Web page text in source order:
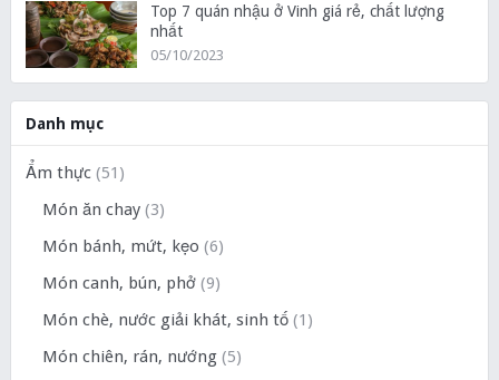
Top 7 quán nhậu ở Vinh giá rẻ, chất lượng
nhất
05/10/2023
Danh mục
Ẩm thực(51)
Món ăn chay(3)
Món bánh, mứt, kẹo (6)
Món canh, bún, phở(9)
Món chè, nước giải khát, sinh tố(1)
Món chiên, rán, nướng(5)